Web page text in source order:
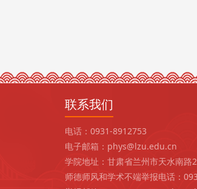
联系我们
电话：0931-8912753
电子邮箱：phys@lzu.edu.cn
学院地址：甘肃省兰州市天水南路
师德师风和学术不端举报电话：